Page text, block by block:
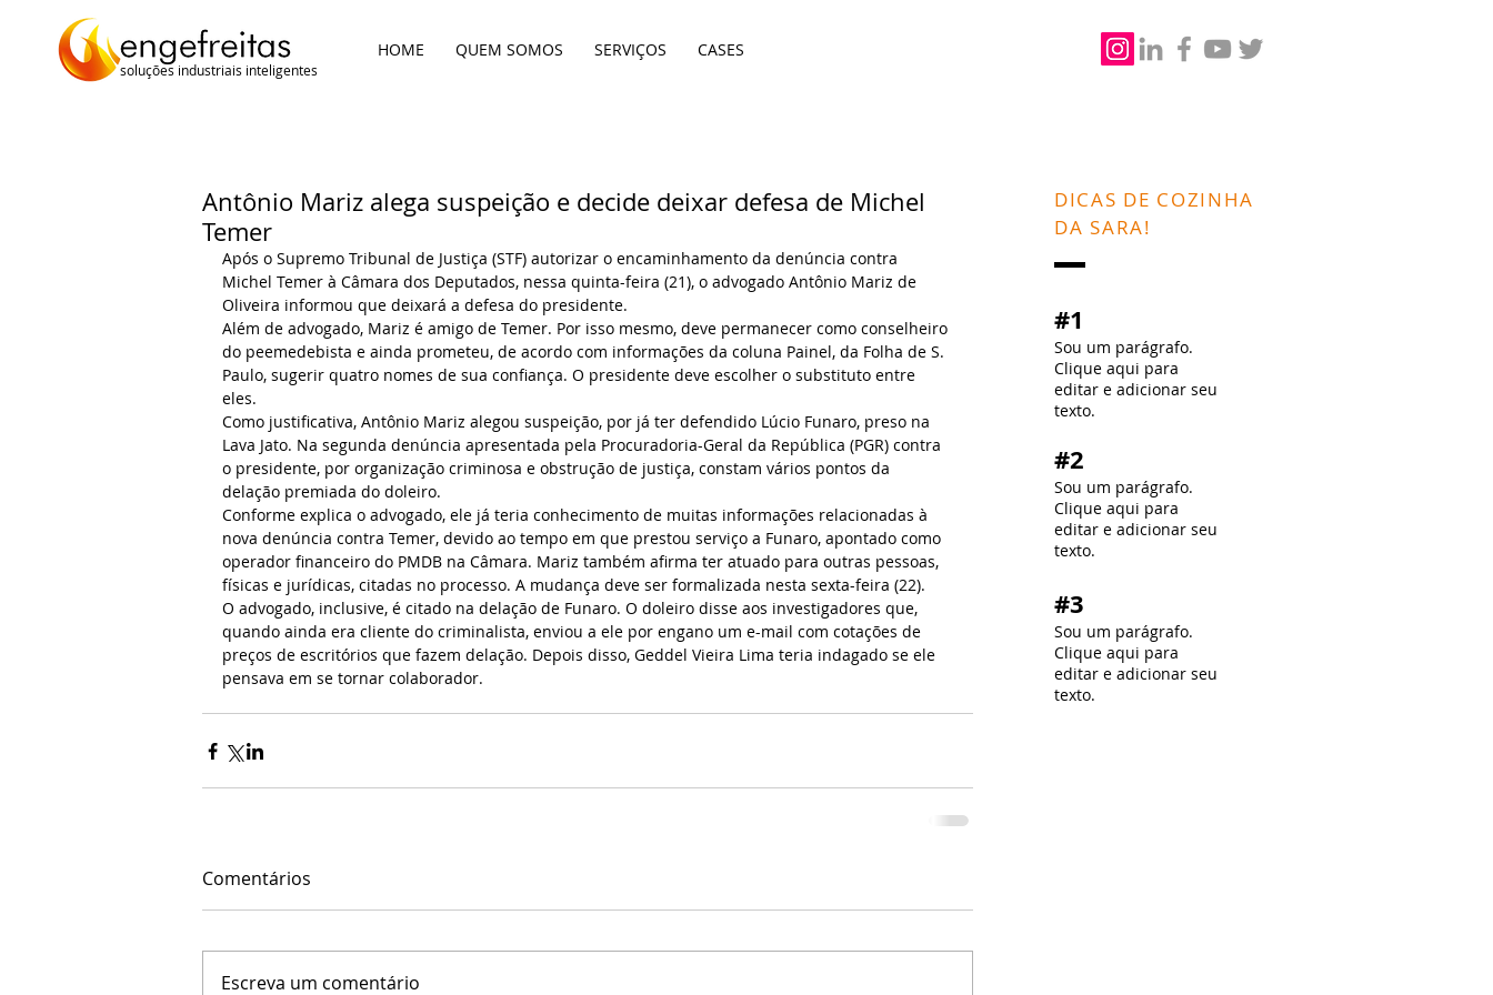
soluções industriais inteligentes
HOME QUEM SOMOS SERVIÇOS CASES
Antônio Mariz alega suspeição e decide deixar defesa de Michel
Temer
Após o Supremo Tribunal de Justiça (STF) autorizar o encaminhamento da denúncia contra
Michel Temer à Câmara dos Deputados, nessa quinta-feira (21), o advogado Antônio Mariz de
Oliveira informou que deixará a defesa do presidente.
Além de advogado, Mariz é amigo de Temer. Por isso mesmo, deve permanecer como conselheiro
do peemedebista e ainda prometeu, de acordo com informações da coluna Painel, da Folha de S.
Paulo, sugerir quatro nomes de sua confiança. O presidente deve escolher o substituto entre
eles.
Como justificativa, Antônio Mariz alegou suspeição, por já ter defendido Lúcio Funaro, preso na
Lava Jato. Na segunda denúncia apresentada pela Procuradoria-Geral da República (PGR) contra
o presidente, por organização criminosa e obstrução de justiça, constam vários pontos da
delação premiada do doleiro.
Conforme explica o advogado, ele já teria conhecimento de muitas informações relacionadas à
nova denúncia contra Temer, devido ao tempo em que prestou serviço a Funaro, apontado como
operador financeiro do PMDB na Câmara. Mariz também afirma ter atuado para outras pessoas,
físicas e jurídicas, citadas no processo. A mudança deve ser formalizada nesta sexta-feira (22).
O advogado, inclusive, é citado na delação de Funaro. O doleiro disse aos investigadores que,
quando ainda era cliente do criminalista, enviou a ele por engano um e-mail com cotações de
preços de escritórios que fazem delação. Depois disso, Geddel Vieira Lima teria indagado se ele
pensava em se tornar colaborador.
Comentários
Escreva um comentário
DICAS DE COZINHA
DA SARA!
#1
Sou um parágrafo.
Clique aqui para
editar e adicionar seu
texto.
#2
Sou um parágrafo.
Clique aqui para
editar e adicionar seu
texto.
#3
Sou um parágrafo.
Clique aqui para
editar e adicionar seu
texto.